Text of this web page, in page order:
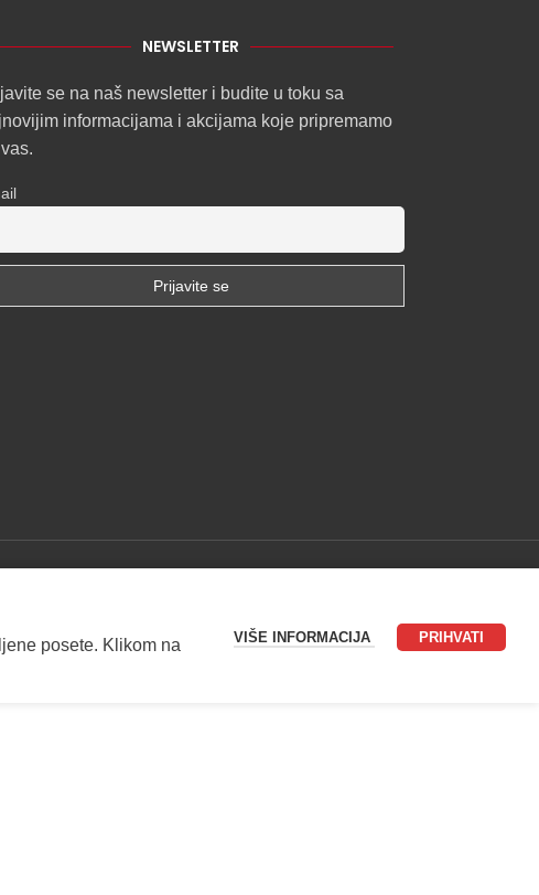
NEWSLETTER
se na naš newsletter i budite u toku sa
informacijama i akcijama koje pripremamo
posete. Klikom na
VIŠE INFORMACIJA PRIHVATI